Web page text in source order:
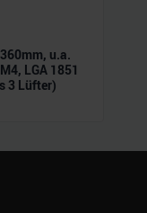
u.a.
LGA 1851
3 Lüfter)